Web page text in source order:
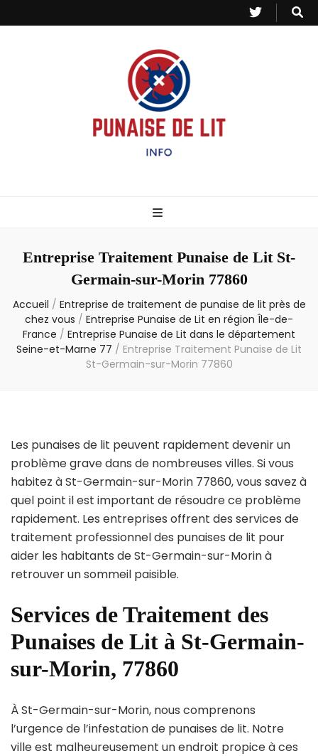
– Info
Entreprise Traitement Punaise de Lit St-
Germain-sur-Morin 77860
Accueil / Entreprise de traitement de punaise de lit près de
chez vous / Entreprise Punaise de Lit en région Île-de-
France / Entreprise Punaise de Lit dans le département
Seine-et-Marne 77 / Entreprise Traitement Punaise de Lit
St-Germain-sur-Morin 77860
Les punaises de lit peuvent rapidement devenir un
problème grave dans de nombreuses villes. Si vous
habitez à St-Germain-sur-Morin 77860, vous savez à
quel point il est important de résoudre ce problème
rapidement. Les entreprises offrent des services de
traitement professionnel des punaises de lit pour
aider les habitants de St-Germain-sur-Morin à
retrouver un sommeil paisible.
Services de Traitement des
Punaises de Lit à St-Germain-
sur-Morin, 77860
À St-Germain-sur-Morin, nous comprenons
l’urgence de l’infestation de punaises de lit. Notre
ville est malheureusement un endroit propice à ces